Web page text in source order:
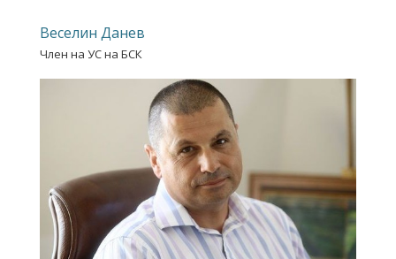
Веселин Данев
Член на УС на БСК